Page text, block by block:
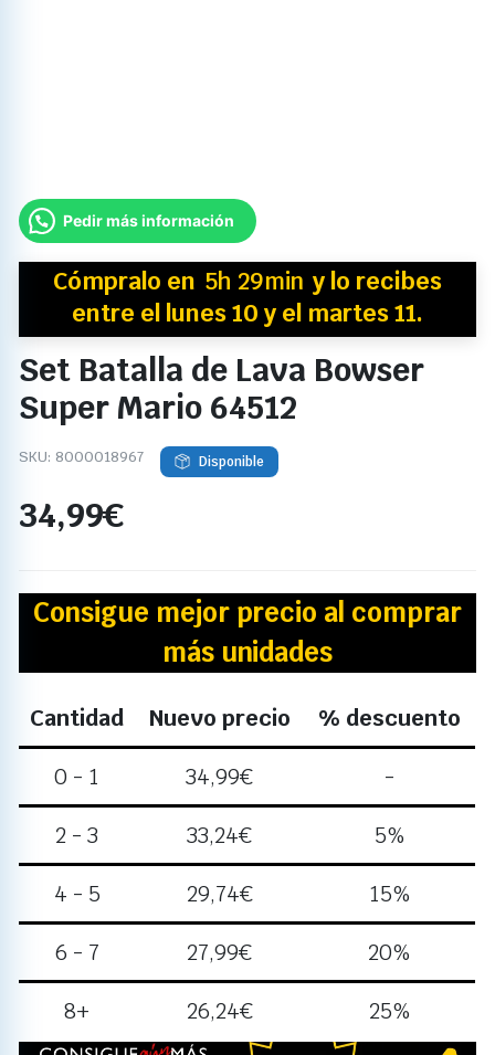
Pedir más información
Cómpralo en 5h 29min y lo recibes
entre el lunes 10 y el martes 11.
Set Batalla de Lava Bowser
Super Mario 64512
SKU: 8000018967 Disponible
34,99€
Consigue mejor precio al comprar
más unidades
Cantidad Nuevo precio % descuento
0 - 1 34,99€ -
2 - 3 33,24€ 5%
4 - 5 29,74€ 15%
6 - 7 27,99€ 20%
8+ 26,24€ 25%